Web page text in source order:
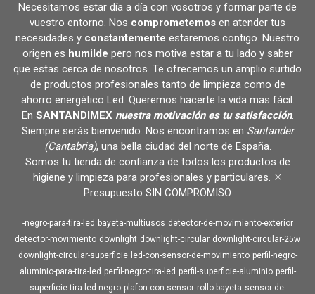
Necesitamos estar día a día con vosotros y formar parte de
vuestro entorno. Nos comprometemos en atender tus
necesidades y constantemente estaremos contigo. Nuestro
origen es humilde pero nos motiva estar a tu lado y saber
que estas cerca de nosotros. Te ofrecemos un amplio surtido
de productos profesionales tanto de limpieza como de
ahorro energético Led. Queremos hacerte la vida mas fácil.
En SANTANDIMEX nuestra motivación es tu satisfacción.
Siempre serás bienvenido. Nos encontramos en Santander
(Cantabria), una bella ciudad del norte de España.
Somos tu tienda de confianza de todos los productos de
higiene y limpieza para profesionales y particulares. ✳️
Presupuesto SIN COMPROMISO
-negro-para-tira-led bayeta-multiusos detector-de-movimiento-exterior
detector-movimiento downlight downlight-circular downlight-circular-25w
downlight-circular-superficie
led-con-sensor-de-movimiento perfil-negro-
aluminio-para-tira-led perfil-negro-tira-led perfil-superficie-aluminio perfil-
superficie-tira-led-negro plafon-con-sensor rollo-bayeta sensor-de-